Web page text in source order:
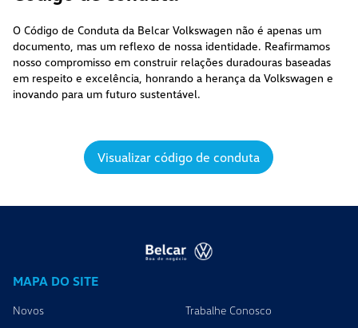
O Código de Conduta da Belcar Volkswagen não é apenas um
documento, mas um reflexo de nossa identidade. Reafirmamos
nosso compromisso em construir relações duradouras baseadas
em respeito e excelência, honrando a herança da Volkswagen e
inovando para um futuro sustentável.
Visualizar código de conduta
MAPA DO SITE
Novos
Trabalhe Conosco